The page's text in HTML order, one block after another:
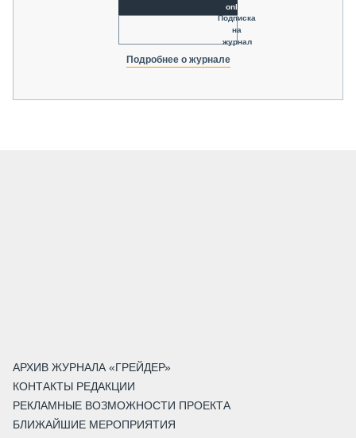
online
Подписка
на
журнал
Подробнее о журнале
АРХИВ ЖУРНАЛА «ГРЕЙДЕР»
КОНТАКТЫ РЕДАКЦИИ
РЕКЛАМНЫЕ ВОЗМОЖНОСТИ ПРОЕКТА
БЛИЖАЙШИЕ МЕРОПРИЯТИЯ